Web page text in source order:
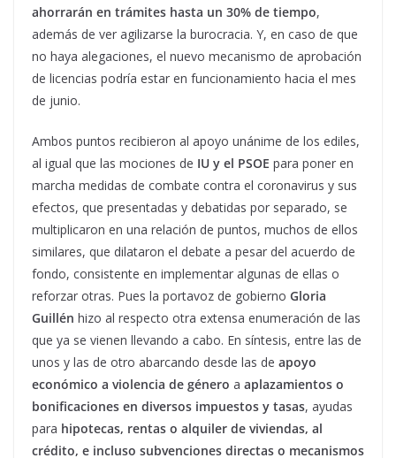
ahorrarán en trámites hasta un 30% de tiempo,
además de ver agilizarse la burocracia. Y, en caso de que
no haya alegaciones, el nuevo mecanismo de aprobación
de licencias podría estar en funcionamiento hacia el mes
de junio.
Ambos puntos recibieron al apoyo unánime de los ediles,
al igual que las mociones de IU y el PSOE para poner en
marcha medidas de combate contra el coronavirus y sus
efectos, que presentadas y debatidas por separado, se
multiplicaron en una relación de puntos, muchos de ellos
similares, que dilataron el debate a pesar del acuerdo de
fondo, consistente en implementar algunas de ellas o
reforzar otras. Pues la portavoz de gobierno Gloria
Guillén hizo al respecto otra extensa enumeración de las
que ya se vienen llevando a cabo. En síntesis, entre las de
unos y las de otro abarcando desde las de apoyo
económico a violencia de género a aplazamientos o
bonificaciones en diversos impuestos y tasas, ayudas
para hipotecas, rentas o alquiler de viviendas, al
crédito, e incluso subvenciones directas o mecanismos